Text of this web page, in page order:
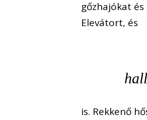
gőzhajókat
Elevátort, és
is. Rekkenő